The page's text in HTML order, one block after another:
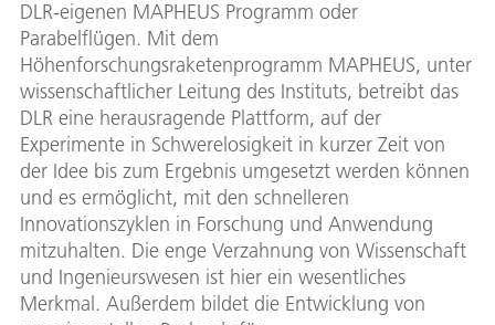
DLR-eigenen MAPHEUS Programm oder
Parabelflügen. Mit dem
Höhenforschungsraketenprogramm MAPHEUS, unter
wissenschaftlicher Leitung des Instituts, betreibt das
DLR eine herausragende Plattform, auf der
Experimente in Schwerelosigkeit in kurzer Zeit von
der Idee bis zum Ergebnis umgesetzt werden können
und es ermöglicht, mit den schnelleren
Innovationszyklen in Forschung und Anwendung
mitzuhalten. Die enge Verzahnung von Wissenschaft
und Ingenieurswesen ist hier ein wesentliches
Merkmal. Außerdem bildet die Entwicklung von